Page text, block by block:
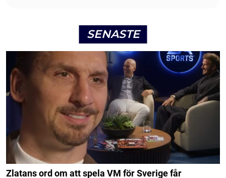
SENASTE
Zlatans ord om att spela VM för Sverige får